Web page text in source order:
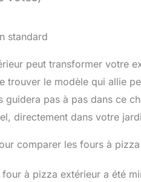
peut transformer votre
trouver le modèle qui allie
pas à pas dans ce
directement dans votre
comparer les fours à
à pizza extérieur a été